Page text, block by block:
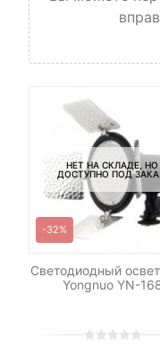
НЕТ НА СКЛАДЕ, НО
ДОСТУПНО ПОД
-32%
Светодиодный
Yongnuo YN-